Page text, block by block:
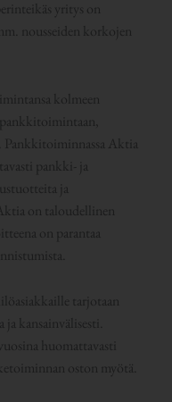
yritys on
nousseiden korkojen
kolmeen
Aktia
pankki- ja
ja
on taloudellinen
on parantaa
tarjotaan
kansainvälisesti.
huomattavasti
oston myötä.